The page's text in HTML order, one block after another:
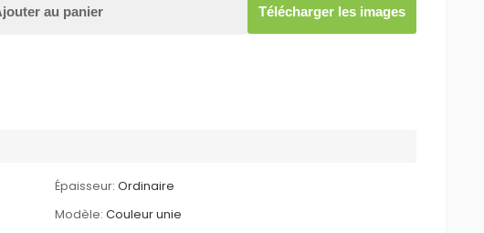
au panier Télécharger les images
Épaisseur: Ordinaire
Modèle: Couleur unie